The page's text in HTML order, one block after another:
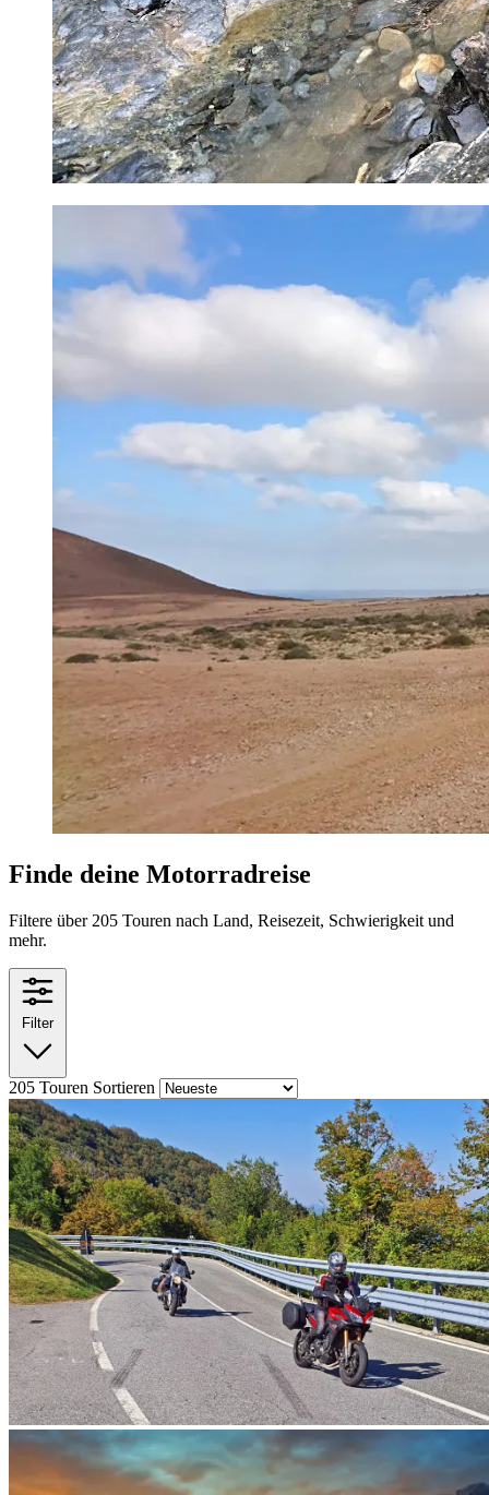
Finde deine Motorradreise
Filtere über 205 Touren nach Land, Reisezeit, Schwierigkeit und
mehr.
Filter
205 Touren Sortieren